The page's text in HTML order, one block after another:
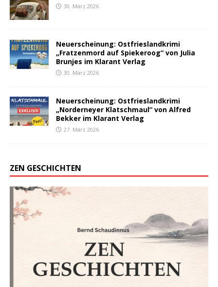
30. März 2026
Neuerscheinung: Ostfrieslandkrimi
„Fratzenmord auf Spiekeroog“ von Julia
Brunjes im Klarant Verlag
30. März 2026
Neuerscheinung: Ostfrieslandkrimi
„Norderneyer Klatschmaul“ von Alfred
Bekker im Klarant Verlag
27. März 2026
ZEN GESCHICHTEN